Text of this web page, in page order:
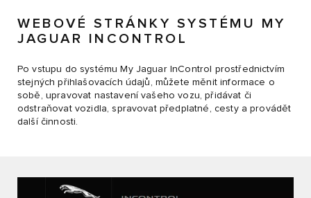
WEBOVÉ STRÁNKY SYSTÉMU MY
JAGUAR INCONTROL
Po vstupu do systému My Jaguar InControl prostřednictvím
stejných přihlašovacích údajů, můžete měnit informace o
sobě, upravovat nastavení vašeho vozu, přidávat či
odstraňovat vozidla, spravovat předplatné, cesty a provádět
další činnosti.